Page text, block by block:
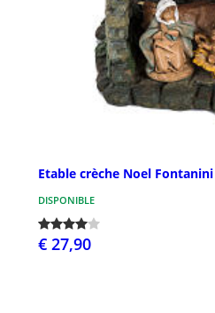
Etable crèche Noel
DISPONIBLE
€ 27,90